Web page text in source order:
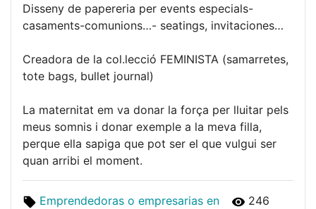
Disseny de papereria per events especials-
casaments-comunions…- seatings, invitaciones…
Creadora de la col.lecció FEMINISTA (samarretes,
tote bags, bullet journal)
La maternitat em va donar la força per lluitar pels
meus somnis i donar exemple a la meva filla,
perque ella sapiga que pot ser el que vulgui ser
quan arribi el moment.
Emprendedoras o empresarias en
246